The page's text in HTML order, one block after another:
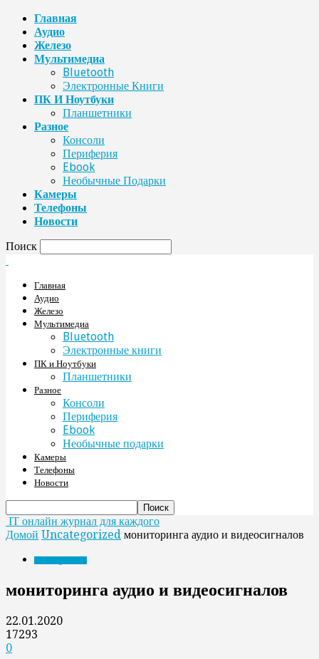
Главная
Аудио
Железо
Мультимедиа
Bluetooth
Электронные Книги
ПК И Ноутбуки
Планшетники
Разное
Консоли
Периферия
Ebook
Необычные Подарки
Камеры
Телефоны
Новости
Поиск
Главная
Аудио
Железо
Мультимедиа
Bluetooth
Электронные книги
ПК и Ноутбуки
Планшетники
Разное
Консоли
Периферия
Ebook
Необычные подарки
Камеры
Телефоны
Новости
IT онлайн журнал для каждого
Домой Uncategorized мониторинга аудио и видеосигналов
мониторинга аудио и видеосигналов
22.01.2020
17293
0